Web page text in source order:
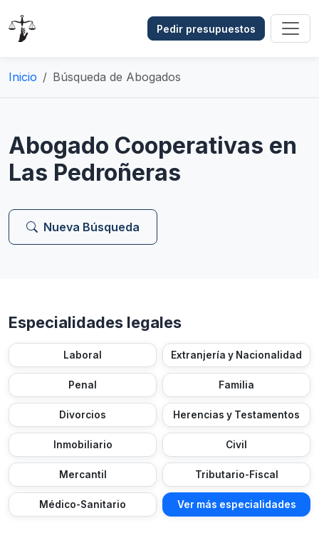
Pedir presupuestos
Inicio Búsqueda de Abogados
Abogado Cooperativas en
Las Pedroñeras
Nueva Búsqueda
Especialidades legales
Laboral Extranjería y Nacionalidad
Penal Familia
Divorcios Herencias y Testamentos
Inmobiliario Civil
Mercantil Tributario-Fiscal
Médico-Sanitario Ver más especialidades